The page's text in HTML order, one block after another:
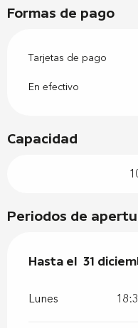
Formas de pago
Tarjetas de pago
En efectivo
Capacidad
Periodos de
Del2 enero 2026
Hasta el 31
Lunes